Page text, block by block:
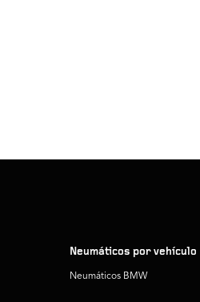
Neumáticos por vehículo
Neumáticos BMW